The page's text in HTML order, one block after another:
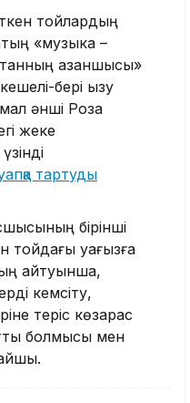
тойлардың
«музыка –
азаншысы»
бері қызу
әнші Роза
жеке
тартуды
бірінші
тойдағы уағызға
айтуынша,
кемсіту,
теріс көзқарас
болмысы мен